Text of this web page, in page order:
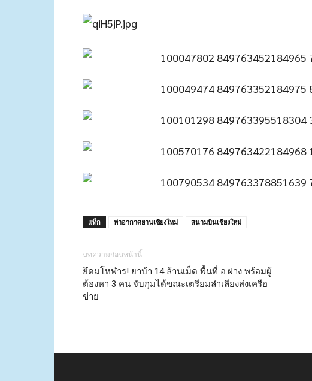
แท็ก ท่าอากาศยานเชียงใหม่ สนามบินเชียงใหม่
บทความก่อนหน้านี้
ยึดมโหฬาร! ยาบ้า 14 ล้านเม็ด พื้นที่ อ.ฝาง พร้อมผู้
ต้องหา 3 คน จับกุมได้ขณะเตรียมลำเลียงส่งเครือ
ข่าย